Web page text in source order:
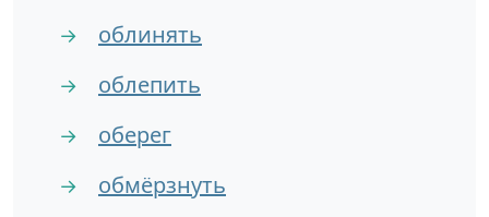
→ облинять
→ облепить
→ оберег
→ обмёрзнуть